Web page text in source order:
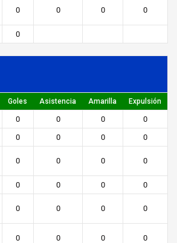
0 0 0 0
0
Goles Asistencia Amarilla Expulsión
0 0 0
0
0 0 0
0
0 0 0 0
0 0 0
0
0 0 0 0
0 0 0 0